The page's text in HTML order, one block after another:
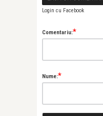
Login cu Facebook
Comentariu:*
Nume:*